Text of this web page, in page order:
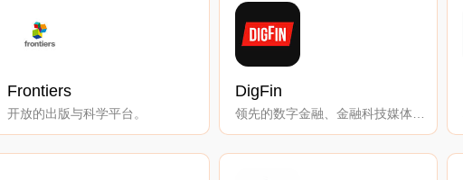
Frontiers
开放的出版与科学平台。
DigFin
领先的数字金融、金融科技媒体，针对亚洲读者。